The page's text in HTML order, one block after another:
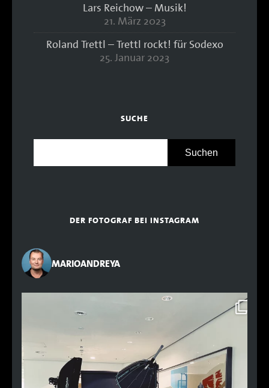
Lars Reichow – Musik!
21. März 2023
Roland Trettl – Trettl rockt! für Sodexo
25. Januar 2023
SUCHE
DER FOTOGRAF BEI INSTAGRAM
MARIOANDREYA